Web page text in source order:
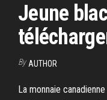
Jeune
By AUTHOR
La monnaie